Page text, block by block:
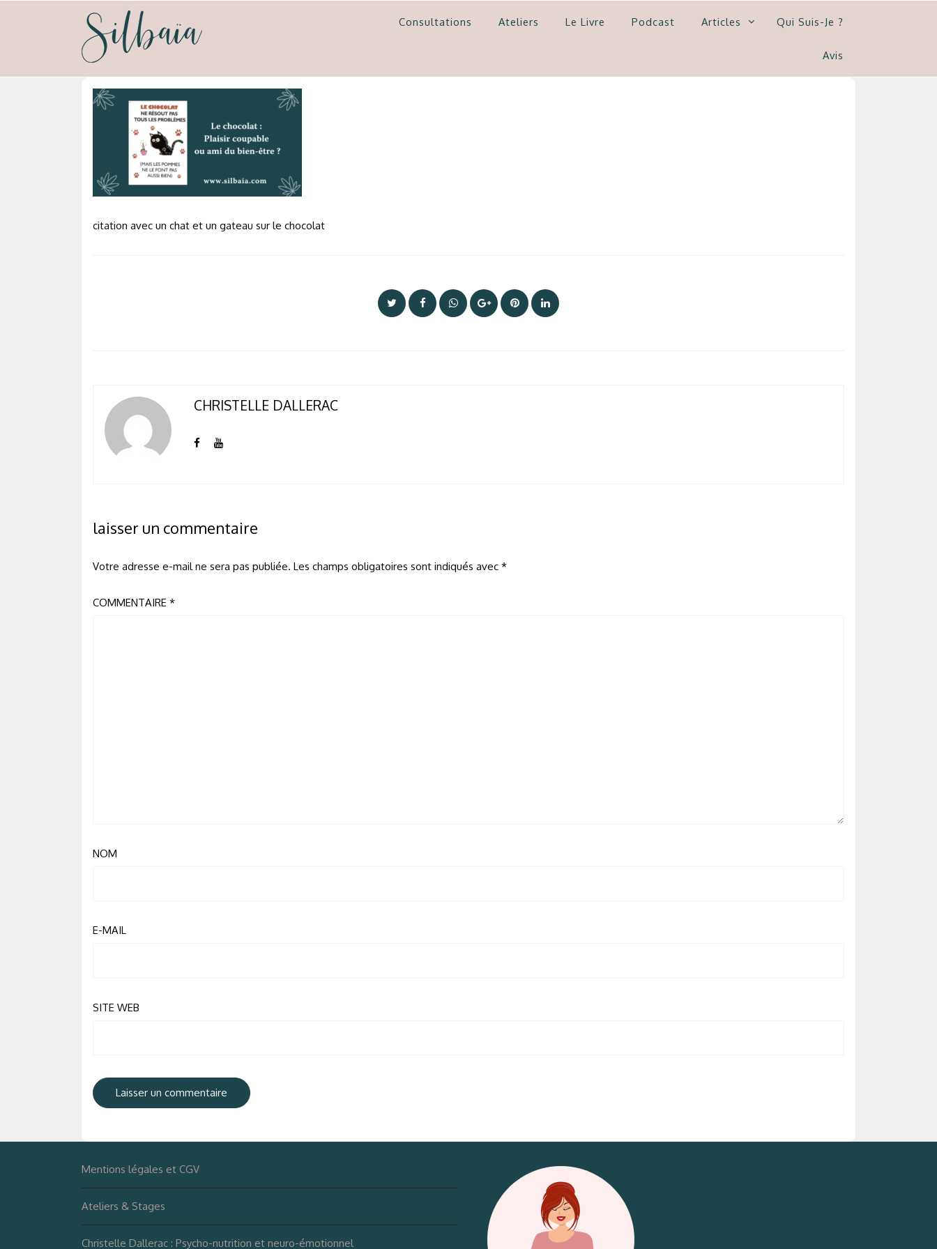
silbaia
Consultations Ateliers Le Livre Podcast Articles Qui Suis-Je ?
Avis
citation avec un chat et un gateau sur le chocolat
CHRISTELLE DALLERAC
laisser un commentaire
Votre adresse e-mail ne sera pas publiée. Les champs obligatoires sont indiqués avec *
COMMENTAIRE *
NOM
E-MAIL
SITE WEB
Mentions légales et CGV
Ateliers & Stages
Christelle Dallerac : Psycho-nutrition et neuro-émotionnel